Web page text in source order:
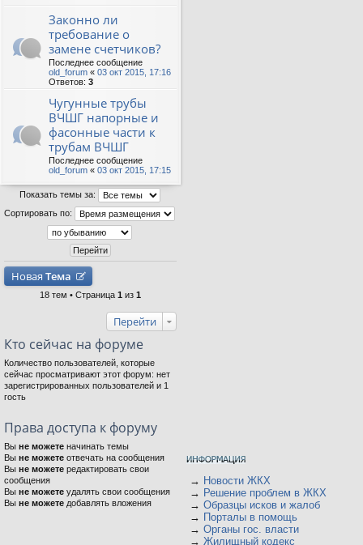
Законно ли
требование о
замене счетчиков?
Последнее сообщение
old_forum « 03 окт 2015, 17:16
Ответов: 3
Чугунные трубы
ВЧШГ напорные и
фасонные части к
трубам ВЧШГ
Последнее сообщение
old_forum « 03 окт 2015, 17:15
Показать темы за:
Сортировать по:
Новая Тема
18 тем • Страница 1 из 1
Перейти
Кто сейчас на форуме
Количество пользователей, которые
сейчас просматривают этот форум: нет
зарегистрированных пользователей и 1
гость
Права доступа к форуму
Вы не можете начинать темы
Вы не можете отвечать на сообщения
Вы не можете редактировать свои
сообщения
Вы не можете удалять свои сообщения
Вы не можете добавлять вложения
→ Новости ЖКХ
→ Решение проблем в ЖКХ
→ Образцы исков и жалоб
→ Порталы в помощь
→ Органы гос. власти
→ Жилищный кодекс